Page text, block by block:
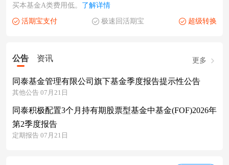
买本基金A类费用低。 了解详情
活期宝支付 极速回活期宝 超级转换
公告 资讯 更多
同泰基金管理有限公司旗下基金季度报告提示性公告
其他公告 07月21日
同泰积极配置3个月持有期股票型基金中基金(FOF)2026年
第2季度报告
定期报告 07月21日